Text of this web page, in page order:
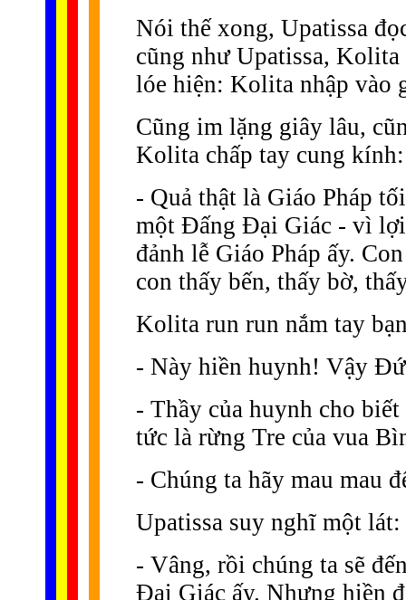
Nói thế xong, Upatissa
cũng như Upatissa, Kolita
lóe hiện: Kolita nhập vào
Cũng im lặng giây lâu,
Kolita chấp tay cung kính:
- Quả thật là Giáo Pháp
một Ðấng Ðại Giác - vì
đảnh lễ Giáo Pháp ấy.
con thấy bến, thấy bờ,
Kolita run run nắm tay
- Này hiền huynh! Vậy
- Thầy của huynh cho
tức là rừng Tre của vua
- Chúng ta hãy mau mau
Upatissa suy nghĩ một lát:
- Vâng, rồi chúng ta sẽ
Ðại Giác ấy. Nhưng hiền